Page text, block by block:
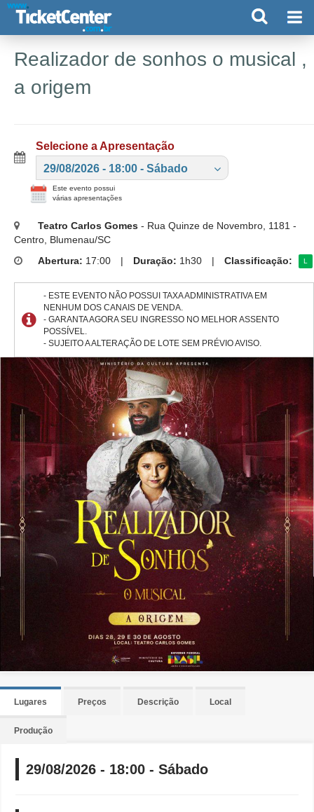
Realizador de sonhos o musical ,
a origem
Selecione a Apresentação
29/08/2026 - 18:00 - Sábado
Este evento possui
várias apresentações
Teatro Carlos Gomes - Rua Quinze de Novembro, 1181 -
Centro, Blumenau/SC
Abertura: 17:00 | Duração: 1h30 | Classificação: L
- ESTE EVENTO NÃO POSSUI TAXA ADMINISTRATIVA EM
NENHUM DOS CANAIS DE VENDA.
- GARANTA AGORA SEU INGRESSO NO MELHOR ASSENTO
POSSÍVEL.
- SUJEITO A ALTERAÇÃO DE LOTE SEM PRÉVIO AVISO.
Lugares Preços Descrição Local
Produção
29/08/2026 - 18:00 - Sábado